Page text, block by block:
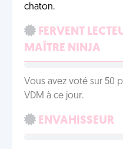
chaton.
FERVENT
MAÎTRE NINJA
Vous avez voté sur 50
VDM à ce jour.
ENVAHISSEUR